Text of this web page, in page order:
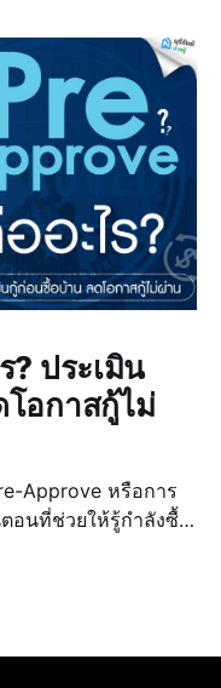
ประเมิน
อกาสกู้ไม่
Approve หรือการ
อนที่ช่วยให้รู้กำลังซื้อ
รู้วงเงินล่วงหน้ายัง